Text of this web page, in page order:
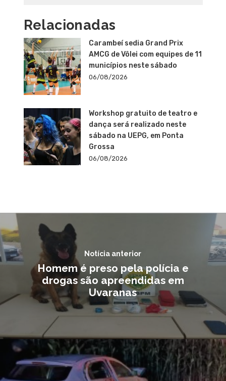
Relacionadas
Carambeí sedia Grand Prix
AMCG de Vôlei com equipes de 11
municípios neste sábado
06/08/2026
Workshop gratuito de teatro e
dança será realizado neste
sábado na UEPG, em Ponta
Grossa
06/08/2026
Notícia anterior
Homem é preso pela polícia e
drogas são apreendidas em
Uvaranas